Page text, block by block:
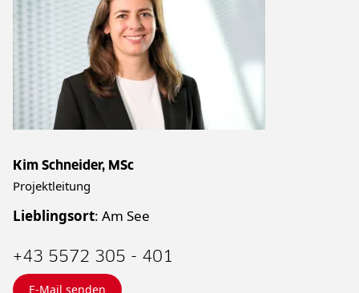
Kim Schneider, MSc
Projektleitung
Lieblingsort: Am See
+43 5572 305 - 401
E-Mail senden